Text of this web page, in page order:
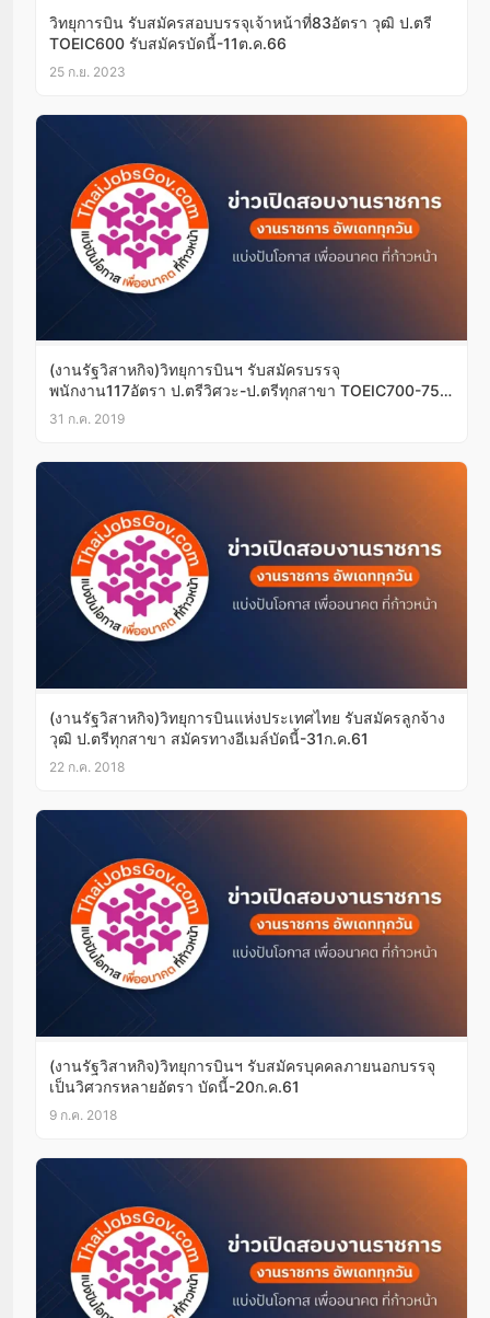
วิทยุการบิน รับสมัครสอบบรรจุเจ้าหน้าที่83อัตรา วุฒิ ป.ตรี
TOEIC600 รับสมัครบัดนี้-11ต.ค.66
25 ก.ย. 2023
(งานรัฐวิสาหกิจ)วิทยุการบินฯ รับสมัครบรรจุ
พนักงาน117อัตรา ป.ตรีวิศวะ-ป.ตรีทุกสาขา TOEIC700-750
สมัครออนไลน์1-15ส.ค.62
31 ก.ค. 2019
(งานรัฐวิสาหกิจ)วิทยุการบินแห่งประเทศไทย รับสมัครลูกจ้าง
วุฒิ ป.ตรีทุกสาขา สมัครทางอีเมล์บัดนี้-31ก.ค.61
22 ก.ค. 2018
(งานรัฐวิสาหกิจ)วิทยุการบินฯ รับสมัครบุคคลภายนอกบรรจุ
เป็นวิศวกรหลายอัตรา บัดนี้-20ก.ค.61
9 ก.ค. 2018